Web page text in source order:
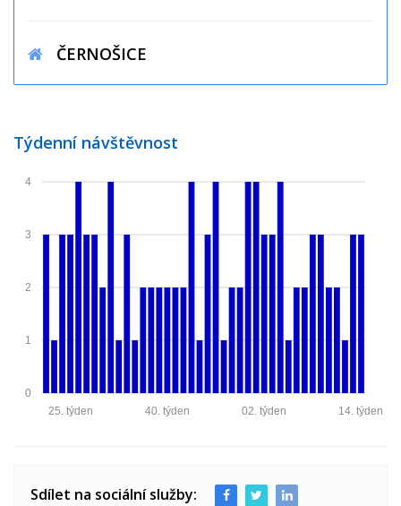
ČERNOŠICE
Týdenní návštěvnost
0
1
2
3
4
14. týden
02. týden
40. týden
25. týden
Sdílet na sociální služby: